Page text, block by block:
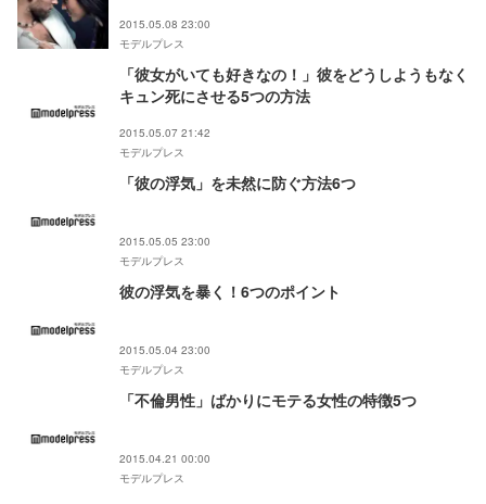
2015.05.08 23:00
モデルプレス
「彼女がいても好きなの！」彼をどうしようもなく
キュン死にさせる5つの方法
2015.05.07 21:42
モデルプレス
「彼の浮気」を未然に防ぐ方法6つ
2015.05.05 23:00
モデルプレス
彼の浮気を暴く！6つのポイント
2015.05.04 23:00
モデルプレス
「不倫男性」ばかりにモテる女性の特徴5つ
2015.04.21 00:00
モデルプレス